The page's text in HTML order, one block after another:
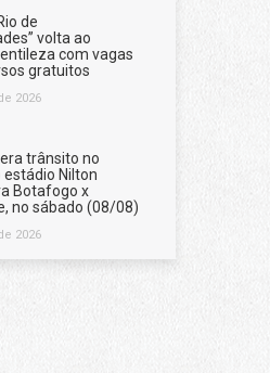
de
volta ao
com vagas
gratuitos
2026
trânsito no
Nilton
Botafogo x
no sábado (08/08)
2026